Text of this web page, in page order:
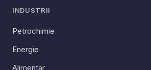
INDUSTRII
Petrochimie
Energie
Alimentar